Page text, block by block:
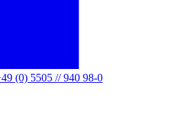
(0) 5505 // 940 98-0